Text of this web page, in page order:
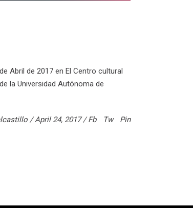
Abril de 2017 en El Centro cultural
la Universidad Autónoma de
April 24, 2017 Fb Tw Pin